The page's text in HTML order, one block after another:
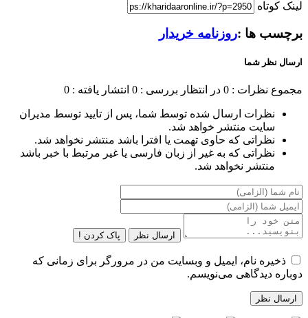
لینک کوتاه
برچسب ها :روزنامه خریدار
ارسال نظر شما
مجموع نظرات : 0 در انتظار بررسی : 0 انتشار یافته : 0
نظرات ارسال شده توسط شما، پس از تایید توسط مدیران
سایت منتشر خواهد شد.
نظراتی که حاوی تهمت یا افترا باشد منتشر نخواهد شد.
نظراتی که به غیر از زبان فارسی یا غیر مرتبط با خبر باشد
منتشر نخواهد شد.
ارسال نظر پاک کردن !
ذخیره نام، ایمیل و وبسایت من در مرورگر برای زمانی که
دوباره دیدگاهی می‌نویسم.